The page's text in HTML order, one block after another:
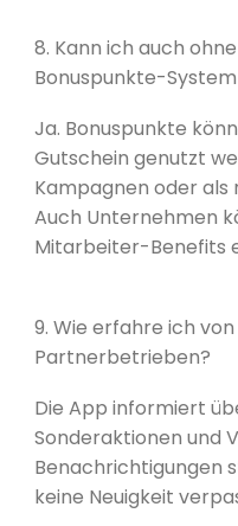
8. Kann ich auch
Bonuspunkte-
Ja. Bonuspunkte
Gutschein genutzt
Kampagnen oder
Auch Unternehmen
Mitarbeiter-Benefits
9. Wie erfahre ich
Partnerbetrieben?
Die App informiert
Sonderaktionen und
Benachrichtigungen
keine Neuigkeit